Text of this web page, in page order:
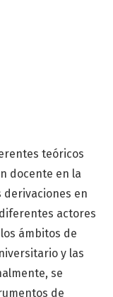
teóricos
docente en la
derivaciones en
actores
ámbitos de
y las
se
de